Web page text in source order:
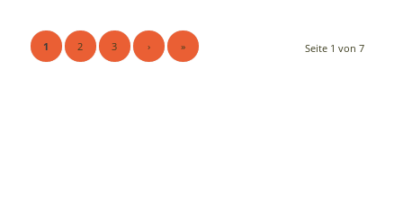
Seite 1 von 7
1 2 3 › »